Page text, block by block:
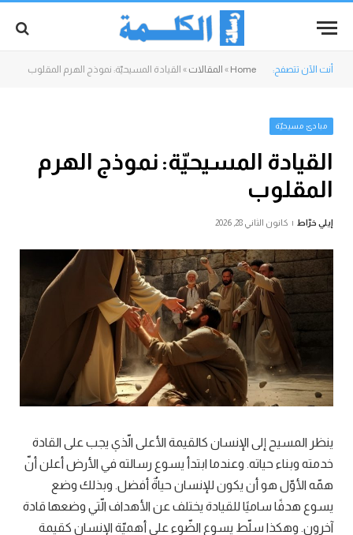
أنت الآن تتصفح: Home
» المقالات » القيادة المسيحيّة: نموذج الهرم المقلوب
مبادئ مسيحيّة
القيادة المسيحيّة: نموذج الهرم
المقلوب
إيلي خرّاط كانون الثاني 28, 2026
ينظر المسيح إلى الإنسان كالقيمة الأعلى الّذي يجب على القادة
خدمته وبناء حياته. وعندما ابتدأ يسوع رسالته في الأرض أعلن أنّ
همّه الأوّل هو أن يكون للإنسان حياةٌ أفضل. وبذلك وضع
يسوع هدفًا ساميًا للقيادة يختلف عن الأهداف الّتي وضعها قادة
آخرون. وهكذا سلّط يسوع الضّوء على أهميّة الإنسان كقيمة